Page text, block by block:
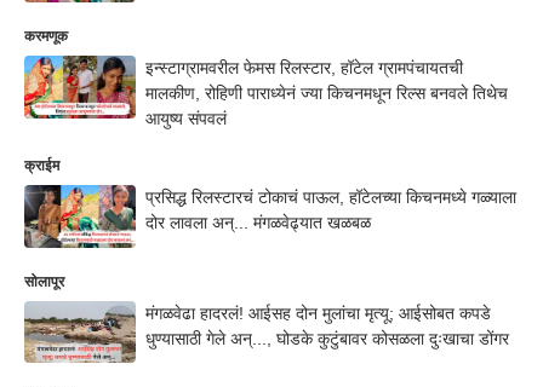
करमणूक
इन्स्टाग्रामवरील फेमस रिलस्टार, हॉटेल ग्रामपंचायतची
मालकीण, रोहिणी पाराध्येनं ज्या किचनमधून रिल्स बनवले तिथेच
आयुष्य संपवलं
क्राईम
प्रसिद्ध रिलस्टारचं टोकाचं पाऊल, हॉटेलच्या किचनमध्ये गळ्याला
दोर लावला अन्... मंगळवेढ्यात खळबळ
सोलापूर
मंगळवेढा हादरलं! आईसह दोन मुलांचा मृत्यू; आईसोबत कपडे
धुण्यासाठी गेले अन्..., घोडके कुटुंबावर कोसळला दुःखाचा डोंगर